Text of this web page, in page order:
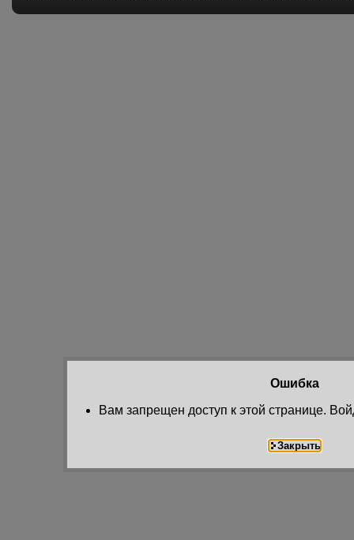
соглашения.
Ошибка
Вам запрещен доступ к этой странице.